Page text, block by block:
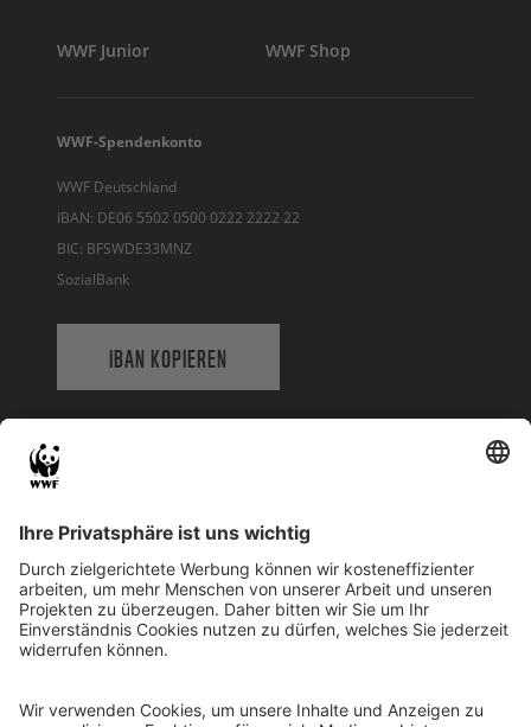
WWF Junior WWF Shop
WWF-Spendenkonto
WWF Deutschland
IBAN: DE06 5502 0500 0222 2222 22
BIC: BFSWDE33MNZ
SozialBank
IBAN KOPIEREN
WWF Deutschland
Reinhardtstr. 18
10117 Berlin
Tel.: 030-311 777 700
Ihre Spende kann steuerlich geltend gemacht werden
Registriert als Stiftung WWF Deutschland, Senatsverwaltung für